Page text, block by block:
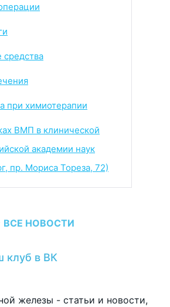
при химиотерапии
ВМП в клинической
академии наук
пр. Мориса Тореза, 72)
ВСЕ НОВОСТИ
клуб в ВК
железы - статьи и новости,